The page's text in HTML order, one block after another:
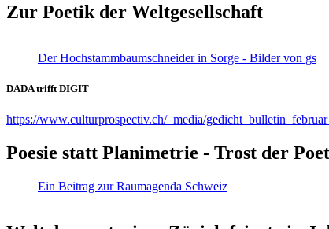
Zur Poetik der Weltgesellschaft
Der Hochstammbaumschneider in Sorge - Bilder von gs
DADA trifft DIGIT
https://www.culturprospectiv.ch/_media/
Poesie statt Planimetrie - Trost der
Ein Beitrag zur Raumagenda Schweiz